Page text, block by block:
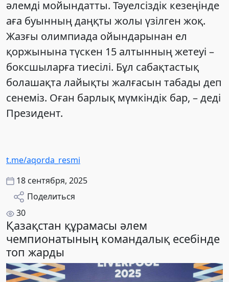
әлемді мойындатты. Тәуелсіздік кезеңінде
аға буынның даңқты жолы үзілген жоқ.
Жазғы олимпиада ойындарынан ел
қоржынына түскен 15 алтынның жетеуі –
боксшыларға тиесілі. Бұл сабақтастық
болашақта лайықты жалғасын табады деп
сенеміз. Оған барлық мүмкіндік бар, – деді
Президент.
t.me/aqorda_resmi
18 сентября, 2025
Поделиться
30
Қазақстан құрамасы әлем
чемпионатының командалық есебінде
топ жарды